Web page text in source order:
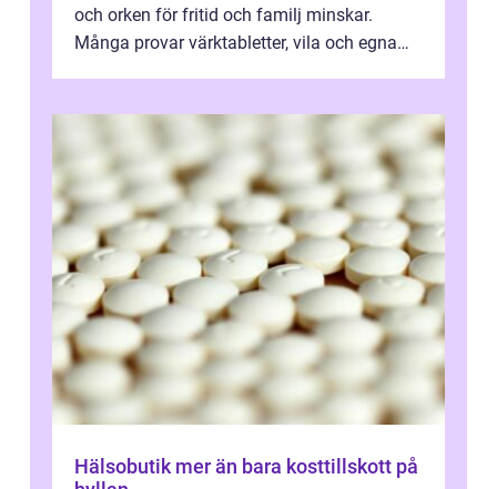
och orken för fritid och familj minskar.
Många provar värktabletter, vila och egna
Hälsobutik mer än bara kosttillskott på